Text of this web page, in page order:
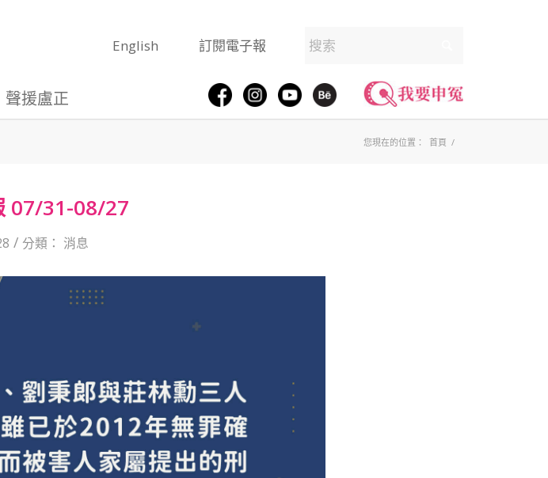
聲援盧正
English 訂閱電子報
您現在的位置： 首頁 /
07/31-08/27
/ 分類： 消息